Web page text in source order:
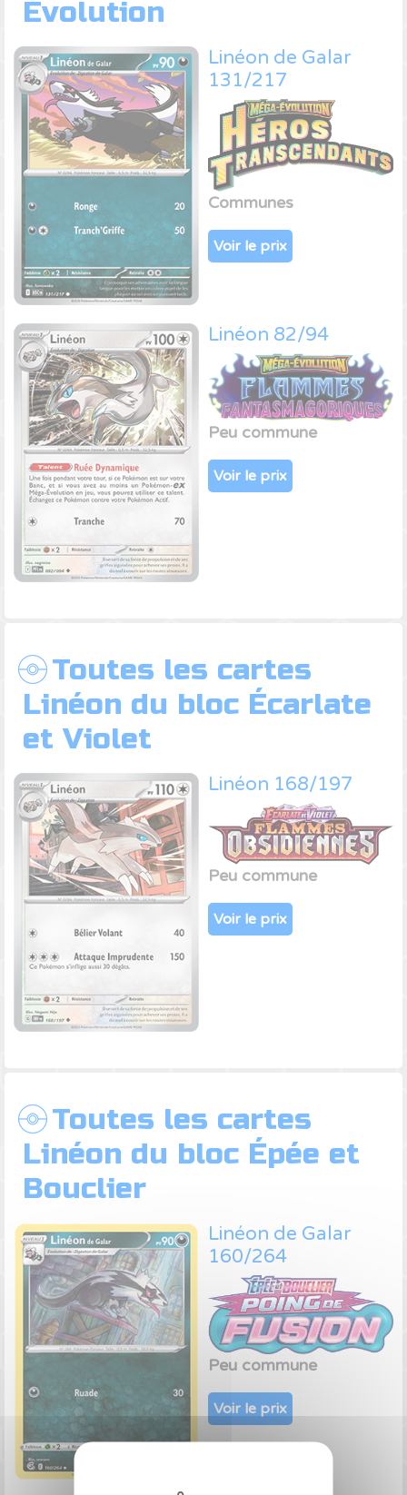
Évolution
Linéon de Galar
131/217
Communes
Voir le prix
Linéon 82/94
Peu commune
Voir le prix
Toutes les cartes
Linéon du bloc Écarlate
et Violet
Linéon 168/197
Peu commune
Voir le prix
Toutes les cartes
Linéon du bloc Épée et
Bouclier
Linéon de Galar
160/264
Peu commune
Voir le prix